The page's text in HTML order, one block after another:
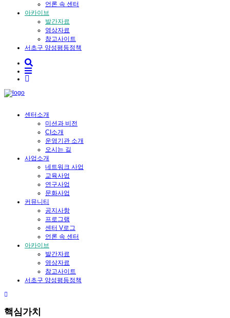
언론 속 센터
아카이브
발간자료
영상자료
참고사이트
서초구 양성평등정책
센터소개
미션과 비전
CI소개
운영기관 소개
오시는 길
사업소개
네트워크 사업
교육사업
연구사업
문화사업
커뮤니티
공지사항
프로그램
센터 V로그
언론 속 센터
아카이브
발간자료
영상자료
참고사이트
서초구 양성평등정책
핵심가치